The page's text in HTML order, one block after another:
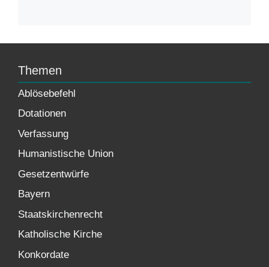
Themen
Ablösebefehl
Dotationen
Verfassung
Humanistische Union
Gesetzentwürfe
Bayern
Staatskirchenrecht
Katholische Kirche
Konkordate